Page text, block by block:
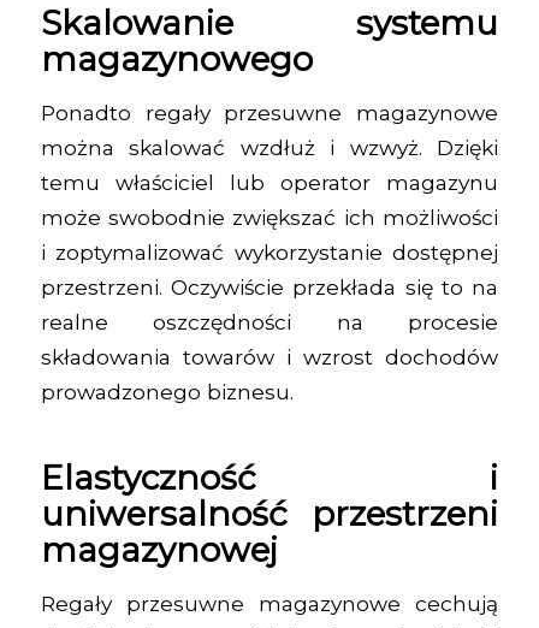
Skalowanie systemu
magazynowego
Ponadto regały przesuwne magazynowe
można skalować wzdłuż i wzwyż. Dzięki
temu właściciel lub operator magazynu
może swobodnie zwiększać ich możliwości
i zoptymalizować wykorzystanie dostępnej
przestrzeni. Oczywiście przekłada się to na
realne oszczędności na procesie
składowania towarów i wzrost dochodów
prowadzonego biznesu.
Elastyczność i
uniwersalność przestrzeni
magazynowej
Regały przesuwne magazynowe cechują